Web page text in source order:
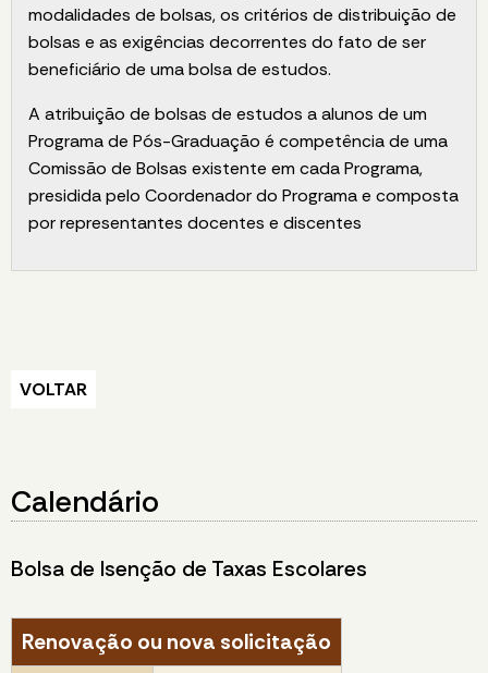
modalidades de bolsas, os critérios de distribuição de
bolsas e as exigências decorrentes do fato de ser
beneficiário de uma bolsa de estudos.
A atribuição de bolsas de estudos a alunos de um
Programa de Pós-Graduação é competência de uma
Comissão de Bolsas existente em cada Programa,
presidida pelo Coordenador do Programa e composta
por representantes docentes e discentes
VOLTAR
Calendário
Bolsa de Isenção de Taxas Escolares
Renovação ou nova solicitação